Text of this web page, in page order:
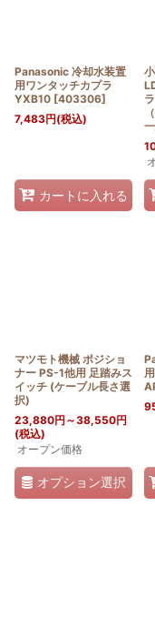
Panasonic 冷却水装置
用ワンタッチカプラ
YXB10 [403306]
7,483円(税込)
カートに入れる
マツモト機械 ポジショ
ナー PS-1他用 足踏みス
イッチ (ケーブル長さ選
択)
23,880円 ～38,550円
(税込)
オープン価格
オプション選択